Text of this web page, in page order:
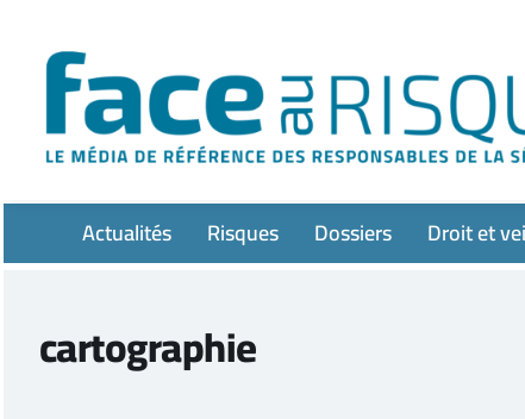
contenu
Actualités Risques Dossiers Droit et
cartographie